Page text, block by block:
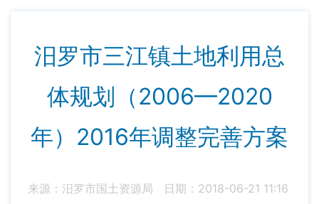
汨罗市三江镇土地利用总
体规划（2006—2020
年）2016年调整完善方案
来源：汨罗市国土资源局
日期：2018-06-21 11:16